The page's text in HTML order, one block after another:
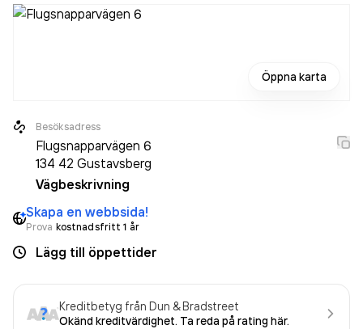
Öppna karta
Besöksadress
Flugsnapparvägen 6
134 42 Gustavsberg
Vägbeskrivning
Skapa en webbsida!
Prova kostnadsfritt 1 år
Lägg till öppettider
Kreditbetyg från Dun & Bradstreet
Okänd kreditvärdighet. Ta reda på rating här.